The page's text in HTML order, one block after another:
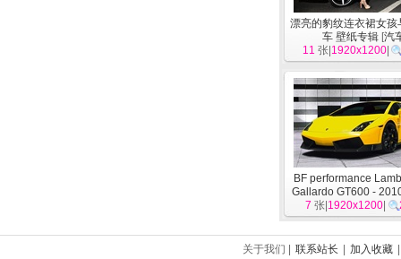
漂亮的豹纹连衣裙女孩
车 壁纸专辑 [汽
11 张| 1920x1200
BF performance
Gallardo GT600 -
尼[汽车]
7 张| 1920x1200
关于我们 | 联系站长 加入收藏